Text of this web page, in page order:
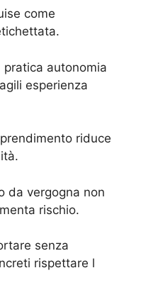
come
pratica autonomia
esperienza
riduce
da vergogna non
rischio.
senza
rispettare l